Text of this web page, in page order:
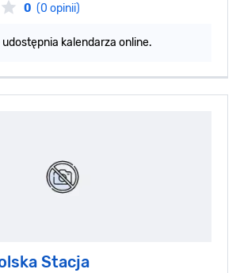
0 (0 opinii)
kalendarza online.
Stacja